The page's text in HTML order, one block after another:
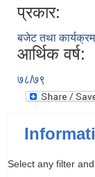
प्रकार:
बजेट तथा कार्यक्रम
आर्थिक वर्ष:
७८/७९
Select any filter